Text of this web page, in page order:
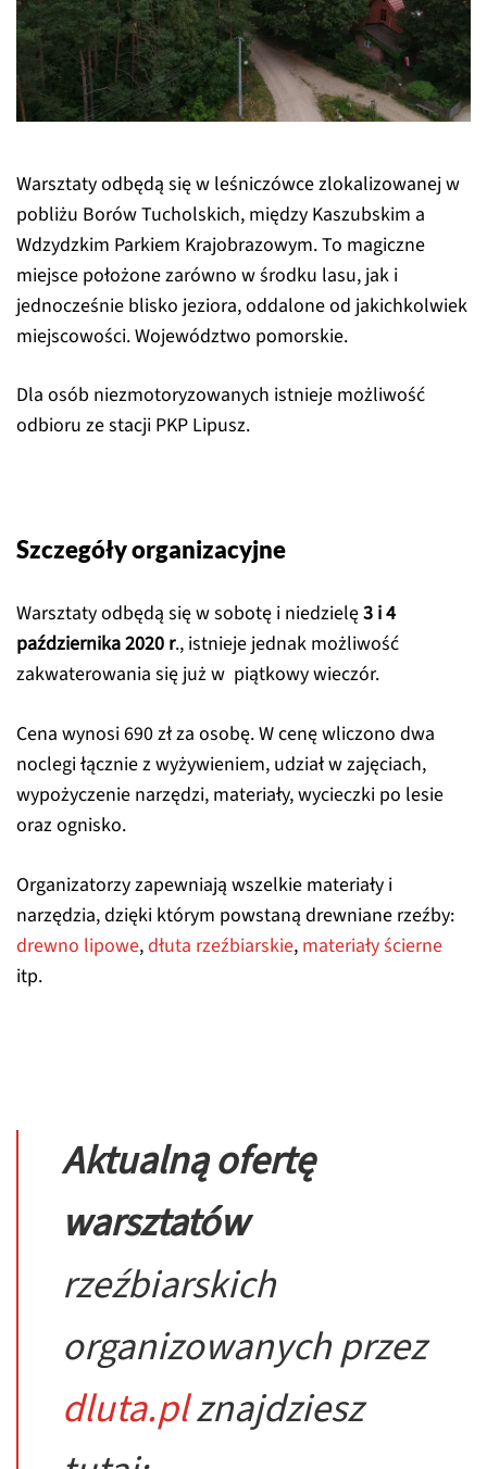
Warsztaty odbędą się w leśniczówce zlokalizowanej w
pobliżu Borów Tucholskich, między Kaszubskim a
Wdzydzkim Parkiem Krajobrazowym. To magiczne
miejsce położone zarówno w środku lasu, jak i
jednocześnie blisko jeziora, oddalone od jakichkolwiek
miejscowości. Województwo pomorskie.
Dla osób niezmotoryzowanych istnieje możliwość
odbioru ze stacji PKP Lipusz.
Szczegóły organizacyjne
Warsztaty odbędą się w sobotę i niedzielę3 i 4
października 2020 r., istnieje jednak możliwość
zakwaterowania się już w piątkowy wieczór.
Cena wynosi 690 zł za osobę. W cenę wliczono dwa
noclegi łącznie z wyżywieniem, udział w zajęciach,
wypożyczenie narzędzi, materiały, wycieczki po lesie
oraz ognisko.
Organizatorzy zapewniają wszelkie materiały i
narzędzia, dzięki którym powstaną drewniane rzeźby:
drewno lipowe,dłuta rzeźbiarskie, materiały ścierne
itp.
Aktualną ofertę
warsztatów
rzeźbiarskich
organizowanych przez
dluta.plznajdziesz